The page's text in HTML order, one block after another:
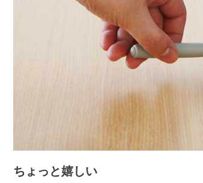
ちょっと嬉しい